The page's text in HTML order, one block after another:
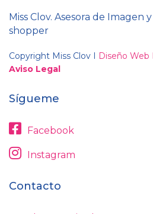
Miss Clov. Asesora de Imagen
shopper
Copyright Miss Clov I Diseño Web
Aviso Legal
Sígueme
Facebook
Instagram
Contacto